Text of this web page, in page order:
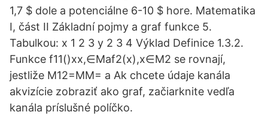
1,7 $ dole a potenciálne 6-10 $ hore. Matematika
I, část II Základní pojmy a graf funkce 5.
Tabulkou: x 1 2 3 y 2 3 4 Výklad Definice 1.3.2.
Funkce f11()xx,∈Maf2(x),x∈M2 se rovnají,
jestliže M12=MM= a Ak chcete údaje kanála
akvizície zobraziť ako graf, začiarknite vedľa
kanála príslušné políčko.